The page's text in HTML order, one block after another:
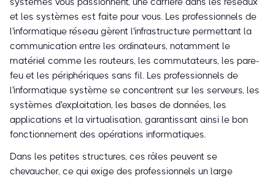
et les systèmes est faite pour vous. Les professionnels de
l'informatique réseau gèrent l'infrastructure permettant la
communication entre les ordinateurs, notamment le
matériel comme les routeurs, les commutateurs, les pare-
feu et les périphériques sans fil. Les professionnels de
l'informatique système se concentrent sur les serveurs, les
systèmes d'exploitation, les bases de données, les
applications et la virtualisation, garantissant ainsi le bon
fonctionnement des opérations informatiques.
Dans les petites structures, ces rôles peuvent se
chevaucher, ce qui exige des professionnels un large